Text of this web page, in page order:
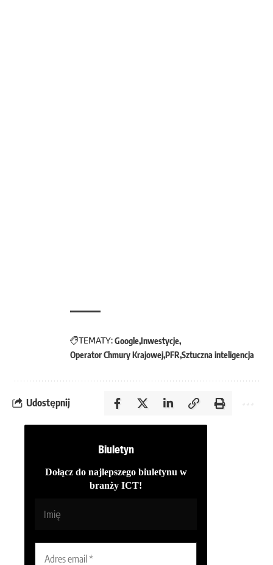
TEMATY:GoogleInwestycje
Operator Chmury KrajowejPFR Sztuczna inteligencja
Udostępnij
Biuletyn
Dołącz do najlepszego biuletynu w
branży ICT!